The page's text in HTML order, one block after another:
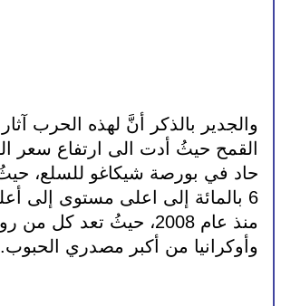
وأوكرانيا من أكبر مصدري الحبوب.